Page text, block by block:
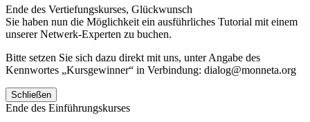
Ende des Vertiefungskurses, Glückwunsch
Sie haben nun die Möglichkeit ein ausführliches Tutorial mit einem
unserer Netwerk-Experten zu buchen.
Bitte setzen Sie sich dazu direkt mit uns, unter Angabe des
Kennwortes „Kursgewinner“ in Verbindung: dialog@monneta.org
Schließen
Ende des Einführungskurses